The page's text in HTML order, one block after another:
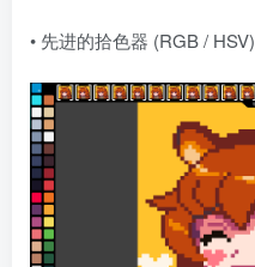
• 先进的拾色器 (RGB / HSV)